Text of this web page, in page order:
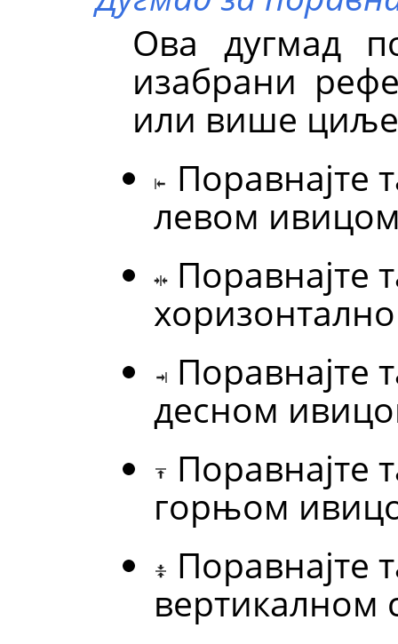
Ова дугмад
изабрани
или више
Поравнајте
левом
Поравнајте
Поравнајте
десном
Поравнајте
горњом
Поравнајте
вертикалном